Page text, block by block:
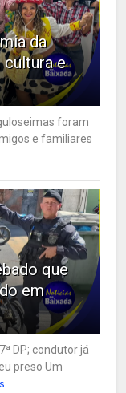
da
cultura e
foram
e familiares
que
em
DP; condutor já
preso Um